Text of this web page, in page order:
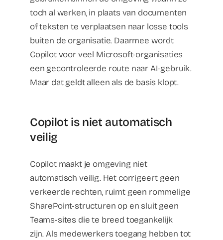
toch al werken, in plaats van documenten
of teksten te verplaatsen naar losse tools
buiten de organisatie. Daarmee wordt
Copilot voor veel Microsoft-organisaties
een gecontroleerde route naar AI-gebruik.
Maar dat geldt alleen als de basis klopt.
Copilot is niet automatisch
veilig
Copilot maakt je omgeving niet
automatisch veilig. Het corrigeert geen
verkeerde rechten, ruimt geen rommelige
SharePoint-structuren op en sluit geen
Teams-sites die te breed toegankelijk
zijn. Als medewerkers toegang hebben tot